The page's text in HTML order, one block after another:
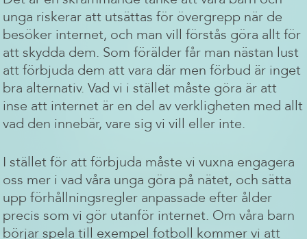
unga riskerar att utsättas för övergrepp när de
besöker internet, och man vill förstås göra allt för
att skydda dem. Som förälder får man nästan lust
att förbjuda dem att vara där men förbud är inget
bra alternativ. Vad vi i stället måste göra är att
inse att internet är en del av verkligheten med allt
vad den innebär, vare sig vi vill eller inte.
I stället för att förbjuda måste vi vuxna engagera
oss mer i vad våra unga göra på nätet, och sätta
upp förhållningsregler anpassade efter ålder
precis som vi gör utanför internet. Om våra barn
börjar spela till exempel fotboll kommer vi att